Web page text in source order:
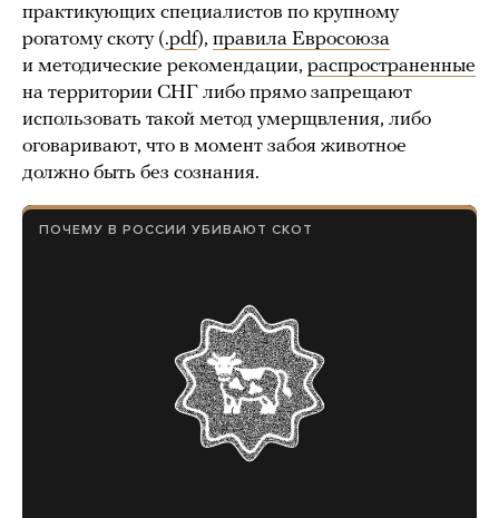
практикующих специалистов по крупному
рогатому скоту (.pdf), правила Евросоюза
и методические рекомендации, распространенные
на территории СНГ либо прямо запрещают
использовать такой метод умерщвления, либо
оговаривают, что в момент забоя животное
должно быть без сознания.
ПОЧЕМУ В РОССИИ УБИВАЮТ СКОТ